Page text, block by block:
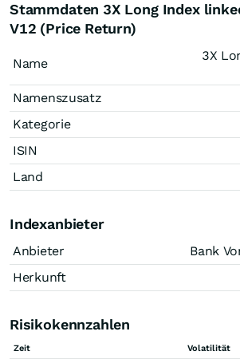
Stammdaten 3X Long Index
V12 (Price Return)
Name
3X
Namenszusatz
Kategorie
ISIN
Land
Indexanbieter
Anbieter
Bank
Herkunft
Risikokennzahlen
Zeit Volatilität